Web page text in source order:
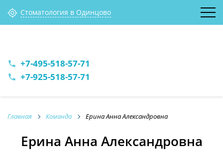
Стоматология в Одинцово
phone +7-495-518-57-71
phone +7-925-518-57-71
Главная Команда Ерина Анна Александровна
Ерина Анна Александровна